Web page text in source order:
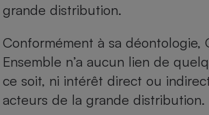
grande distribution.
Conformément à sa déontologie,
Ensemble n’a aucun lien de
ce soit, ni intérêt direct ou
acteurs de la grande distribution.